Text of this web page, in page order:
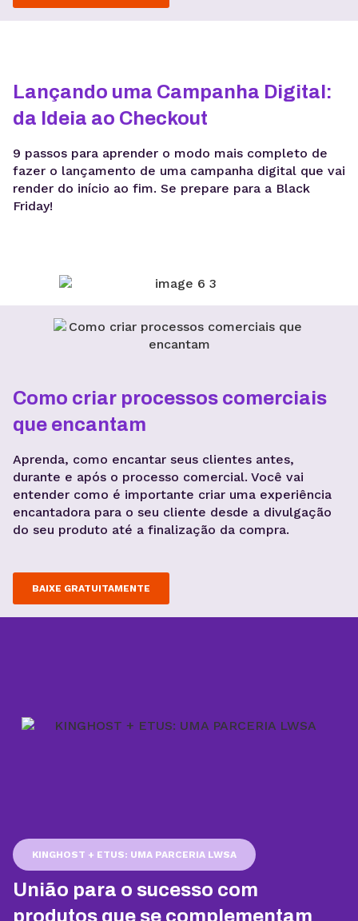
Lançando uma Campanha Digital:
da Ideia ao Checkout
9 passos para aprender o modo mais completo de
fazer o lançamento de uma campanha digital que vai
render do início ao fim. Se prepare para a Black
Friday!
Como criar processos comerciais
que encantam
Aprenda, como encantar seus clientes antes,
durante e após o processo comercial. Você vai
entender como é importante criar uma experiência
encantadora para o seu cliente desde a divulgação
do seu produto até a finalização da compra.
BAIXE GRATUITAMENTE
KINGHOST + ETUS: UMA PARCERIA LWSA
União para o sucesso com
produtos que se complementam